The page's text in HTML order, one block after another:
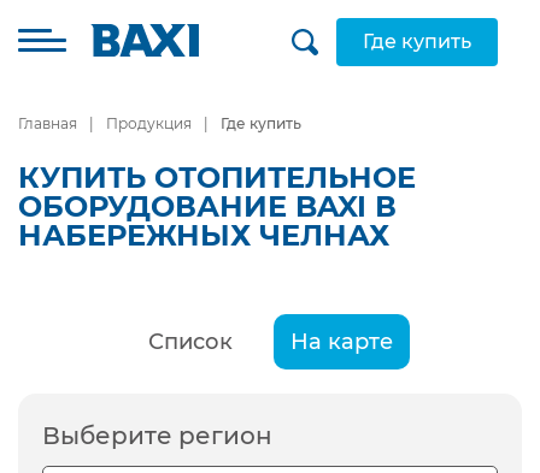
Где купить
Главная Продукция Где купить
КУПИТЬ ОТОПИТЕЛЬНОЕ
ОБОРУДОВАНИЕ BAXI В
НАБЕРЕЖНЫХ ЧЕЛНАХ
Список На карте
Выберите регион